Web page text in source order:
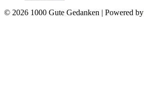
© 2026 1000 Gute Gedanken | Powered by